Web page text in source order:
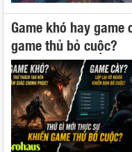
Game khó hay
game thủ bỏ cuộc?